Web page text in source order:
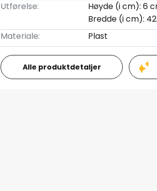
Utførelse:
Høyde (i cm): 6
Bredde (i cm):
Materiale:
Plast
Alle produktdetaljer